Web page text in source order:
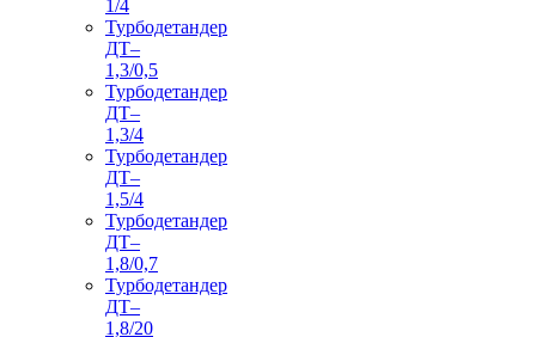
1/4
Турбодетандер
ДТ–
1,3/0,5
Турбодетандер
ДТ–
1,3/4
Турбодетандер
ДТ–
1,5/4
Турбодетандер
ДТ–
1,8/0,7
Турбодетандер
ДТ–
1,8/20